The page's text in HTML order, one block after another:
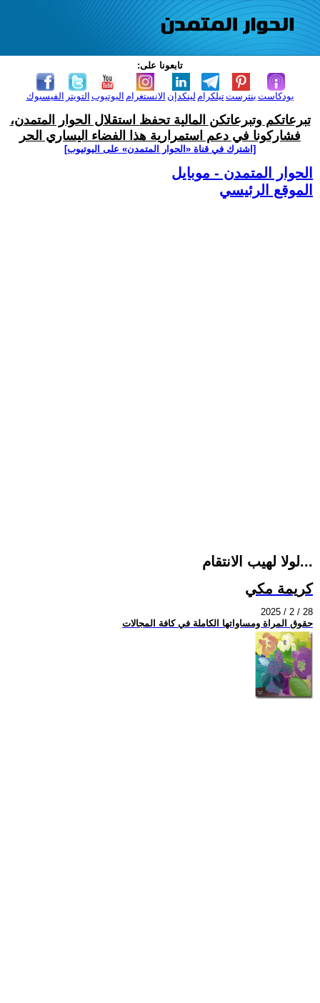
تابعونا على:
الفيسبوك التويتر اليوتيوب الانستغرام لينكدإن تيلكرامبنترست بودكاست
تبرعاتكم وتبرعاتكن المالية تحفظ استقلال الحوار المتمدن،
فشاركونا في دعم استمرارية هذا الفضاء اليساري الحر
[اشترك في قناة ‫«الحوار المتمدن» على اليوتيوب]
الحوار المتمدن - موبايل
الموقع الرئيسي
لولا لهيب الانتقام...
كريمة مكي
2025 / 2 / 28
حقوق المراة ومساواتها الكاملة في كافة المجالات